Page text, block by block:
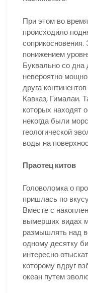
При этом во
происходило
понижением
Буквально со дна
невероятно
друга
Кавказ, Гималаи.
которых находят
некогда были
геологической
воды на
Праотец китов
Головоломка о
пришлась по
Вместе с
вымерших видах
размышлять над
одному десятку
интересно
которому вдруг
океан путем